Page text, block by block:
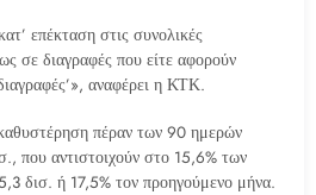
επέκταση στις συνολικές
σε διαγραφές που είτε αφορούν
αναφέρει η ΚΤΚ.
πέραν των 90 ημερών
που αντιστοιχούν στο 15,6% των
δισ. ή 17,5% τον προηγούμενο μήνα.